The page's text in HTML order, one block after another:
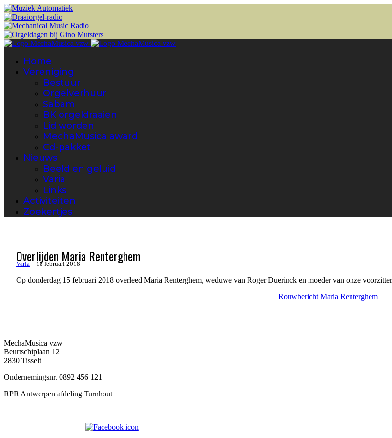
Home
Vereniging
Bestuur
Orgelverhuur
Sabam
BK orgeldraaien
Lid worden
MechaMusica award
Cd-pakket
Nieuws
Beeld en geluid
Varia
Links
Activiteiten
Zoekertjes
Overlijden Maria Renterghem
Varia 18 februari 2018
Op donderdag 15 februari 2018 overleed Maria Renterghem, weduwe van Roger Duerinck en moeder van onze
Rouwbericht Maria Renterghem
MechaMusica vzw
Beurtschiplaan 12
2830 Tisselt
Ondernemingsnr. 0892 456 121
RPR Antwerpen afdeling Turnhout